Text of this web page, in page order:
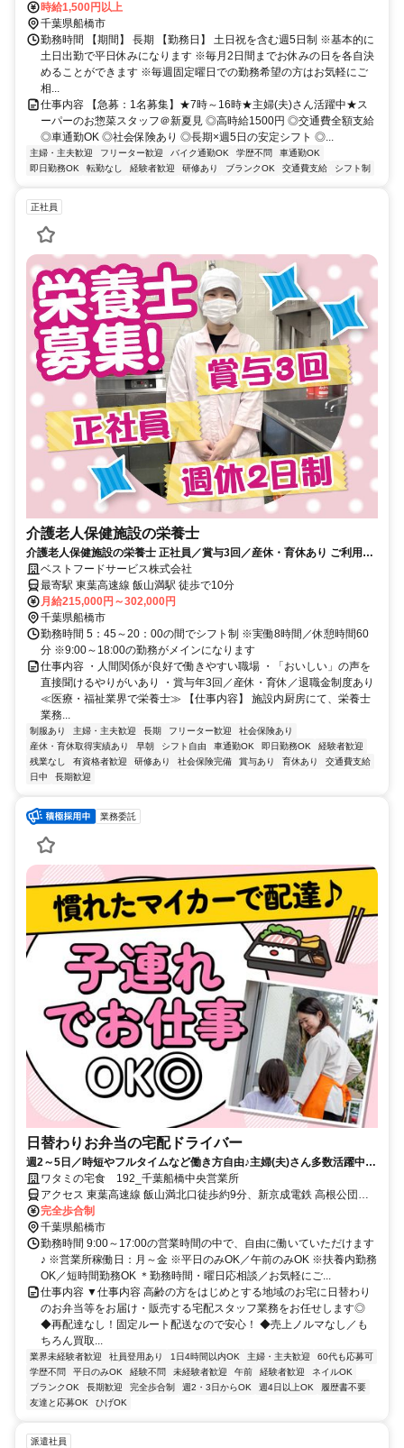
時給1,500円以上
千葉県船橋市
勤務時間 【期間】 長期 【勤務日】 土日祝を含む週5日制 ※基本的に
土日出勤で平日休みになります ※毎月2日間までお休みの日を各自決
めることができます ※毎週固定曜日での勤務希望の方はお気軽にご
相...
仕事内容 【急募：1名募集】★7時～16時★主婦(夫)さん活躍中★ス
ーパーのお惣菜スタッフ＠新夏見 ◎高時給1500円 ◎交通費全額支給
◎車通勤OK ◎社会保険あり ◎長期×週5日の安定シフト ◎...
主婦・主夫歓迎 フリーター歓迎 バイク通勤OK 学歴不問
車通勤OK
即日勤務OK
転勤なし 経験者歓迎 研修あり ブランクOK 交通費支給 シフト制
正社員
介護老人保健施設の栄養士
介護老人保健施設の栄養士 正社員／賞与3回／産休・育休あり ご利用者
の「おいしい」が聞ける環境！
ベストフードサービス株式会社
最寄駅 東葉高速線 飯山満駅 徒歩で10分
月給215,000円～302,000円
千葉県船橋市
勤務時間 5：45～20：00の間でシフト制 ※実働8時間／休憩時間60
分 ※9:00～18:00の勤務がメインになります
仕事内容 ・人間関係が良好で働きやすい職場 ・「おいしい」の声を
直接聞けるやりがいあり ・賞与年3回／産休・育休／退職金制度あり
≪医療・福祉業界で栄養士≫ 【仕事内容】 施設内厨房にて、栄養士
業務...
制服あり 主婦・主夫歓迎 長期 フリーター歓迎
社会保険あり
産休・育休取得実績あり
早朝 シフト自由 車通勤OK 即日勤務OK
経験者歓迎
残業なし
有資格者歓迎 研修あり 社会保険完備 賞与あり 育休あり
交通費支給
日中
長期歓迎
業務委託
日替わりお弁当の宅配ドライバー
週2～5日／時短やフルタイムなど働き方自由♪主婦(夫)さん多数活躍中！
サポート体制バッチリなのでお子さんの行事でのお休みなども取りやす
い◎
ワタミの宅食 192_千葉船橋中央営業所
アクセス 東葉高速線 飯山満北口徒歩約9分、新京成電鉄 高根公団南
口徒歩約23分、新京成電鉄 高根木戸北口徒歩約23分
完全歩合制
千葉県船橋市
勤務時間 9:00～17:00の営業時間の中で、自由に働いていただけます
♪ ※営業所稼働日：月～金 ※平日のみOK／午前のみOK ※扶養内勤務
OK／短時間勤務OK ＊勤務時間・曜日応相談／お気軽にご...
仕事内容 ▼仕事内容 高齢の方をはじめとする地域のお宅に日替わり
のお弁当等をお届け・販売する宅配スタッフ業務をお任せします◎
◆再配達なし！固定ルート配送なので安心！ ◆売上ノルマなし／も
ちろん買取...
業界未経験者歓迎 社員登用あり 1日4時間以内OK 主婦・主夫歓迎
60代も応募可
学歴不問
平日のみOK 経験不問 未経験者歓迎 午前 経験者歓迎
ネイルOK
ブランクOK
長期歓迎 完全歩合制 週2・3日からOK 週4日以上OK
履歴書不要
友達と応募OK
ひげOK
派遣社員